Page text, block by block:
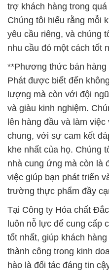
trợ khách hàng trong
Chúng tôi hiểu rằng mỗi
yêu cầu riêng, và chúng
nhu cầu đó một cách tốt
**Phương thức bán
Phát được biết đến
lượng mà còn với đội
và giàu kinh nghiệm.
lên hàng đầu và làm
chung, với sự cam kết
khe nhất của họ. Chúng
nhà cung ứng mà còn là
việc giúp bạn phát triển
trường thực phẩm đầy
Tại Công ty Hóa chất
luôn nỗ lực để cung cấp
tốt nhất, giúp khách
thành công trong kinh
hào là đối tác đáng tin